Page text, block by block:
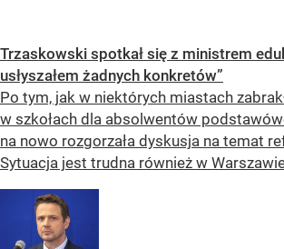
Trzaskowski spotkał się z ministrem
usłyszałem żadnych konkretów”
Po tym, jak w niektórych miastach
w szkołach dla absolwentów
na nowo rozgorzała dyskusja na temat
Sytuacja jest trudna również w